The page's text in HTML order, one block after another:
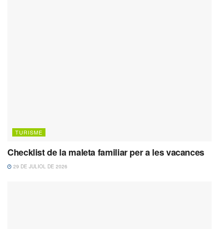
TURISME
Checklist de la maleta familiar per a les vacances
29 DE JULIOL DE 2026